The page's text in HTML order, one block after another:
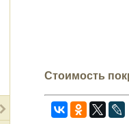
Стоимость